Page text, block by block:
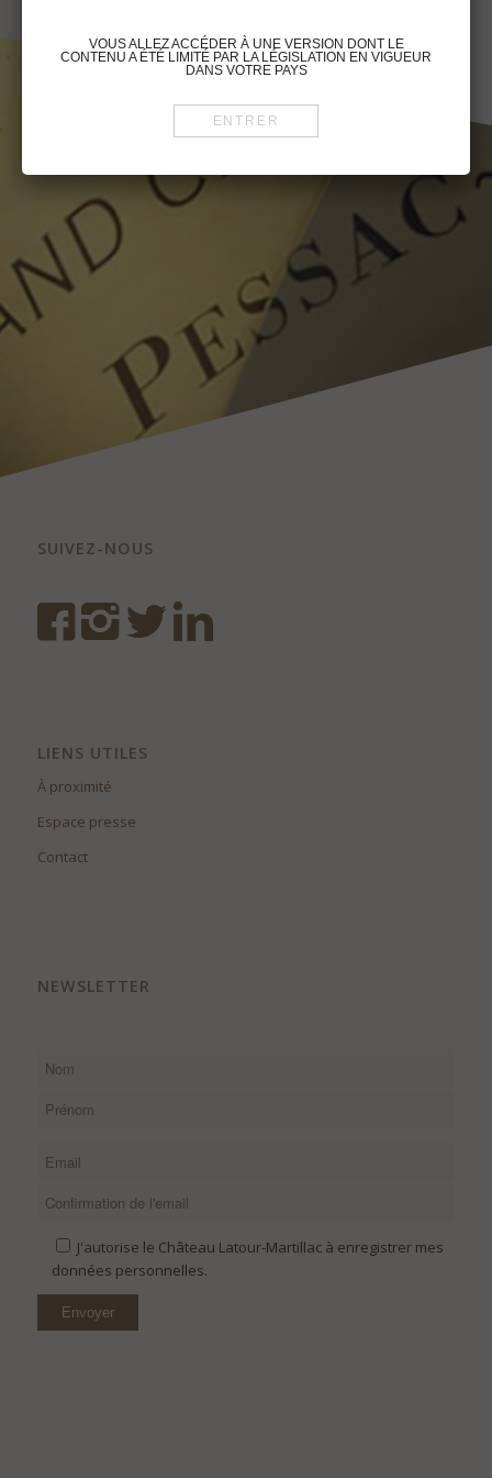
SUIVEZ-NOUS
LIENS UTILES
À proximité
Espace presse
Contact
NEWSLETTER
J'autorise le Château Latour-Martillac à enregistrer mes
données personnelles.
VOUS ALLEZ ACCÉDER À UNE VERSION DONT LE
CONTENU A ÉTÉ LIMITÉ PAR LA LÉGISLATION EN VIGUEUR
DANS VOTRE PAYS
Pour visiter le site du Château Latour Martillac, vous devez être en âge
légal de consommer de l’alcool dans votre pays de résidence.
Vous reconnaissez avoir pris connaissance des conditions d’utilisation
du site et déclarez les accepter sans réserve.
To visit the Château Latour Martillac website, you must be of legal
drinking age in your country.
You acknowledge that you have read and unconditionally accept this
website’s terms of use.